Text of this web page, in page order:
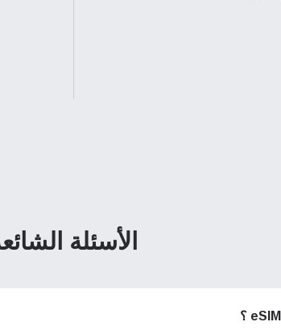
الأسئلةHow do I get my eSim?
Once activated, you can enjoy the benefits
تسجيل الدخول أو